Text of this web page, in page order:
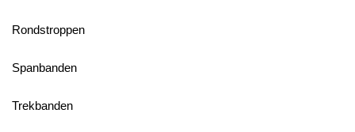
Rondstroppen
Spanbanden
Trekbanden